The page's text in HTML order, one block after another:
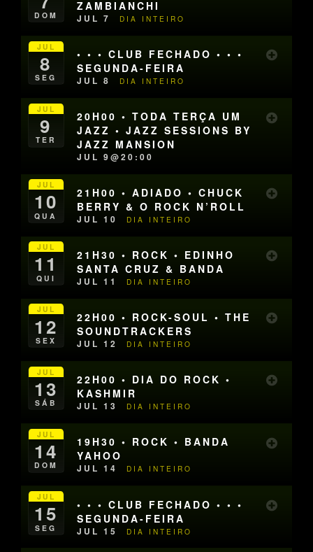
DOM
ZAMBIANCHI
JUL 7 DIA INTEIRO
JUL
8
SEG
• • • CLUB FECHADO • • •
SEGUNDA-FEIRA
JUL 8 DIA INTEIRO
JUL
9
TER
20H00 • TODA TERÇA UM
JAZZ • JAZZ SESSIONS BY
JAZZ MANSION
JUL 9@20:00
JUL
10
QUA
21H00 • ADIADO • CHUCK
BERRY & O ROCK N’ROLL
JUL 10 DIA INTEIRO
JUL
11
QUI
21H30 • ROCK • EDINHO
SANTA CRUZ & BANDA
JUL 11 DIA INTEIRO
JUL
12
SEX
22H00 • ROCK-SOUL • THE
SOUNDTRACKERS
JUL 12 DIA INTEIRO
JUL
13
SÁB
22H00 • DIA DO ROCK •
KASHMIR
JUL 13 DIA INTEIRO
JUL
14
DOM
19H30 • ROCK • BANDA
YAHOO
JUL 14 DIA INTEIRO
JUL
15
SEG
• • • CLUB FECHADO • • •
SEGUNDA-FEIRA
JUL 15 DIA INTEIRO